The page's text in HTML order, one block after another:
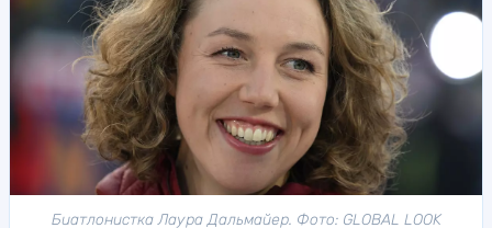
Биатлонистка Лаура Дальмайер. Фото: GLOBAL LOOK